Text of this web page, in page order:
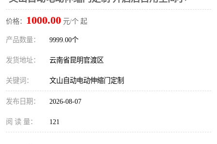
价格： 1000.00 元/个 起
产品数量： 9999.00个
发货地址： 云南省昆明官渡区
关键词： 文山自动电动伸缩门定制
发布日期： 2026-08-07
阅 读 量： 121